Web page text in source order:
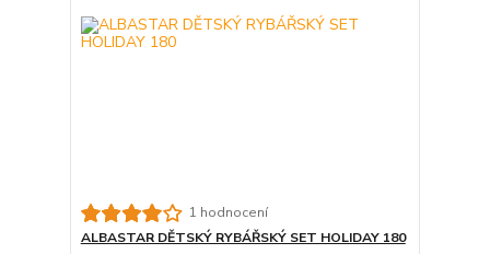
1 hodnocení
ALBASTAR DĚTSKÝ RYBÁŘSKÝ SET HOLIDAY 180